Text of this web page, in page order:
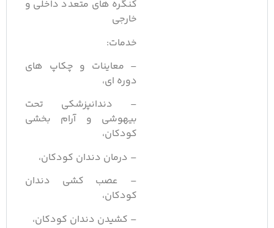
کنگره های متعدد داخلی و
خارجی
خدمات:
– معاینات و چکاپ های
دوره ای،
– دندانپزشکی تحت
بیهوشی و آرام بخشی
کودکان،
– درمان دندان کودکان،
– عصب کشی دندان
کودکان،
– کشیدن دندان کودکان،